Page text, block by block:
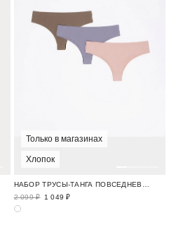
Только в магазинах
Хлопок
НАБОР ТРУСЫ-ТАНГА ПОВСЕДНЕВНЫЙ ХЛОПОК / COTTON MOOD
2 099 ₽ 1 049 ₽